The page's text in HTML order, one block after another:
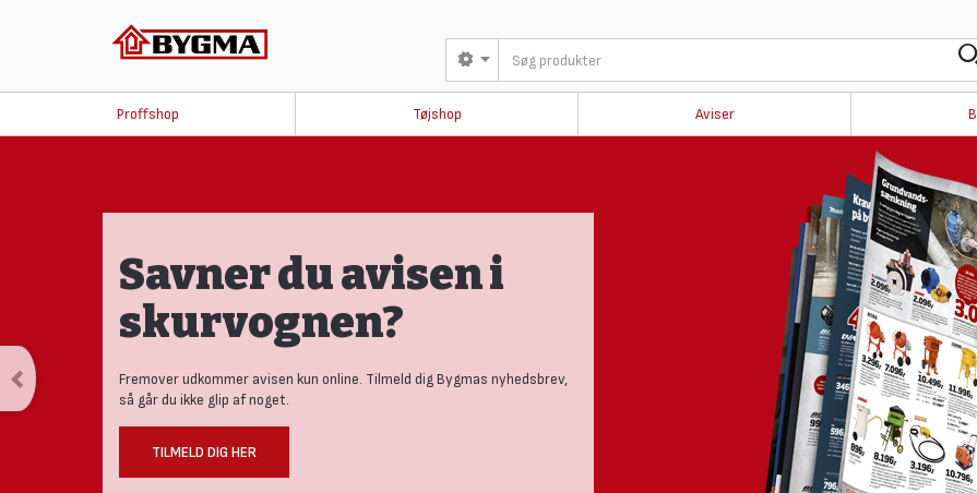
Proffshop Tøjshop Aviser
Savner du avisen i
skurvognen?
Fremover udkommer avisen kun online. Tilmeld dig Bygmas nyhedsbrev,
så går du ikke glip af noget.
TILMELD DIG HER